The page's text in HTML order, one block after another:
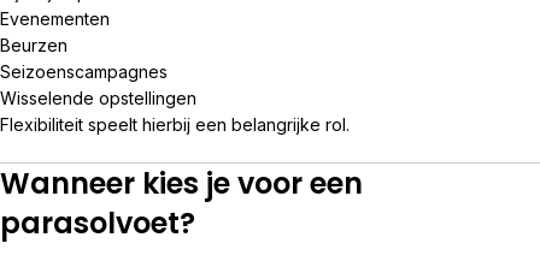
Evenementen
Beurzen
Seizoenscampagnes
Wisselende opstellingen
Flexibiliteit speelt hierbij een belangrijke rol.
Wanneer kies je voor een
parasolvoet?